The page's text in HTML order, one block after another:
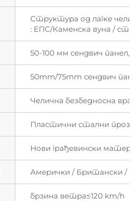
Структура од лагке
: ЕПС/Каменска вуна /
50-100 мм сендвич панел,
50mm/75mm сендвич
Челична безбедносна
Пластични стални
Нови грађевински
Амерички / Британски /
брзина ветра≤120 km/h